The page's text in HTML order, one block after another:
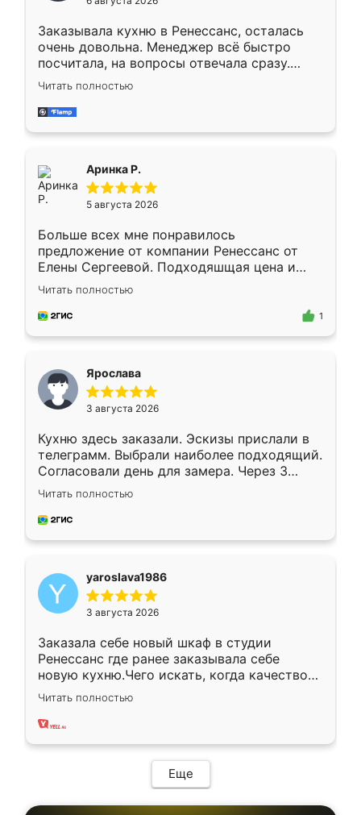
мебели буду заказывать только здесь.
Заказывала кухню в Ренессанс, осталась
очень довольна. Менеджер всё быстро
посчитала, на вопросы отвечала сразу.
Замерщик приехал в субботу, подошёл к
делу со всей ответственностью. Собрали
за день, ребята работали аккуратно, даже
Читать полностью
Аринка Р.
5 августа 2026
Больше всех мне понравилось
предложение от компании Ренессанс от
Елены Сергеевой. Подходяшщая цена и
короткие сроки изготовления. Приехавший
для замера сотрудник Владислав
предложил по моему эскизу самый
Читать полностью
1
Ярослава
3 августа 2026
Кухню здесь заказали. Эскизы прислали в
телеграмм. Выбрали наиболее подходящий.
Согласовали день для замера. Через 3
недели кухня была уже готова. Остались
довольны работой. Спасибо Ренессанс
мебель за качественную работу!
Читать полностью
yaroslava1986
3 августа 2026
Заказала себе новый шкаф в студии
Ренессанс где ранее заказывала себе
новую кухню.Чего искать, когда качеством
вполне довольна. Служит кухня уже почти
два года, нареканий нет.
Читать полностью
Еще